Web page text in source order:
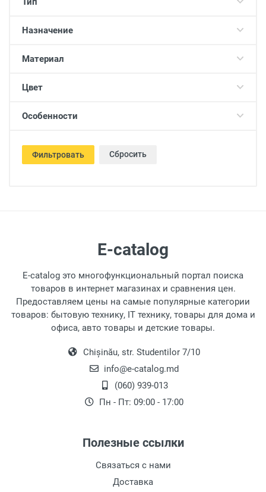
Назначение
Материал
Цвет
Особенности
Фильтровать Сбросить
E-catalog
E-catalog это многофункциональный портал поиска
товаров в интернет магазинах и сравнения цен.
Предоставляем цены на самые популярные категории
товаров: бытовую технику, IT технику, товары для дома и
офиса, авто товары и детские товары.
Chișinău, str. Studentilor 7/10
info@e-catalog.md
(060) 939-013
Пн - Пт: 09:00 - 17:00
Полезные ссылки
Связаться с нами
Доставка